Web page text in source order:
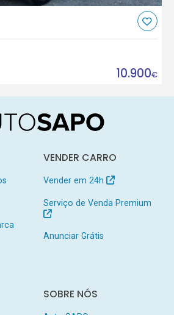
10.900€
VENDER CARRO
Vender em 24h
Serviço de Venda Premium
Anunciar Grátis
SOBRE NÓS